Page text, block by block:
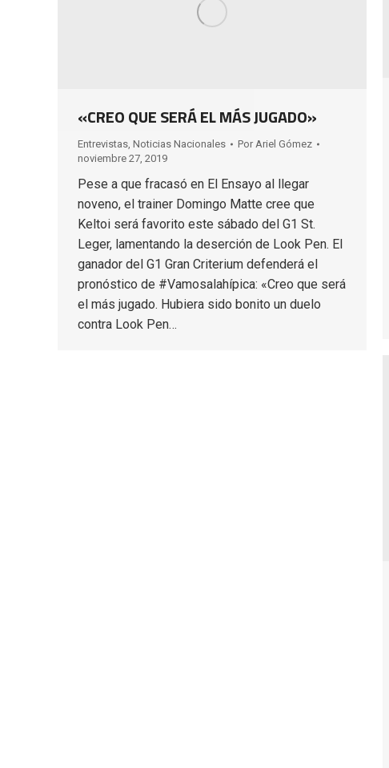
«CREO QUE SERÁ EL MÁS JUGADO»
Entrevistas, Noticias Nacionales Por Ariel Gómez
noviembre 27, 2019
Pese a que fracasó en El Ensayo al llegar
noveno, el trainer Domingo Matte cree que
Keltoi será favorito este sábado del G1 St.
Leger, lamentando la deserción de Look Pen. El
ganador del G1 Gran Criterium defenderá el
pronóstico de #Vamosalahípica: «Creo que será
el más jugado. Hubiera sido bonito un duelo
contra Look Pen…